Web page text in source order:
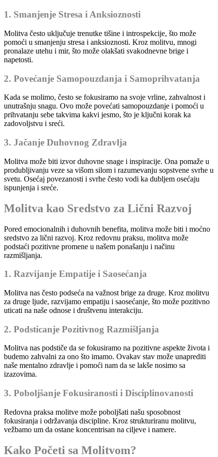
1. Smanjenje Stresa i Anksioznosti
Molitva često uključuje trenutke tišine i introspekcije, što može
pomoći u smanjenju stresa i anksioznosti. Kroz molitvu, mnogi
pronalaze utehu i mir, što može olakšati svakodnevne brige i
napetosti.
2. Povećanje Samopouzdanja i Samoprihvatanja
Kada se molimo, često se fokusiramo na svoje vrline, zahvalnost i
unutrašnju snagu. Ovo može povećati samopouzdanje i pomoći u
prihvatanju sebe takvima kakvi jesmo, što je ključni korak ka
zadovoljstvu i sreći.
3. Jačanje Duhovnog Zdravlja
Molitva može biti izvor duhovne snage i inspiracije. Ona pomaže u
produbljivanju veze sa višom silom i razumevanju sopstvene svrhe u
svetu. Osećaj povezanosti i svrhe često vodi ka dubljem osećaju
ispunjenja i sreće.
Molitva kao Sredstvo za Lični Razvoj
Pored emocionalnih i duhovnih benefita, molitva može biti i moćno
sredstvo za lični razvoj. Kroz redovnu praksu, molitva može
podstaći pozitivne promene u našem ponašanju i načinu
razmišljanja.
1. Razvijanje Empatije i Saosećanja
Molitva nas često podseća na važnost brige za druge. Kroz molitvu
za druge ljude, razvijamo empatiju i saosećanje, što može pozitivno
uticati na naše odnose i društvenu interakciju.
2. Podsticanje Pozitivnog Razmišljanja
Molitva nas podstiče da se fokusiramo na pozitivne aspekte života i
budemo zahvalni za ono što imamo. Ovakav stav može unaprediti
naše mentalno zdravlje i pomoći nam da se lakše nosimo sa
izazovima.
3. Poboljšanje Fokusiranosti i Disciplinovanosti
Redovna praksa molitve može poboljšati našu sposobnost
fokusiranja i održavanja discipline. Kroz strukturiranu molitvu,
vežbamo um da ostane koncentrisan na ciljeve i namere.
Kako Početi sa Molitvom?